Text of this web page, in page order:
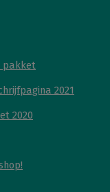
pakket
2021
2020